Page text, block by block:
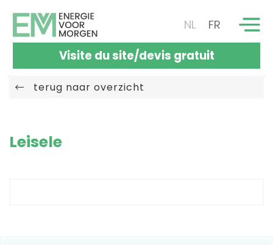
NL FR
Visite du site/devis gratuit
terug naar overzicht
Leisele